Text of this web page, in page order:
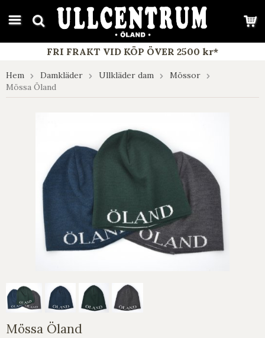
google-site-verification: google7e4b1026db5d9f32.html
FRI FRAKT VID KÖP ÖVER 2500 kr*
Hem Damkläder Ullkläder dam
Mössor
Mössa Öland
Mössa Öland